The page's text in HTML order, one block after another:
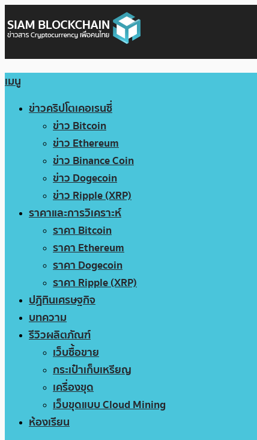
เมนู
ข่าวคริปโตเคอเรนซี่
ข่าว Bitcoin
ข่าว Ethereum
ข่าว Binance Coin
ข่าว Dogecoin
ข่าว Ripple (XRP)
ราคาและการวิเคราะห์
ราคา Bitcoin
ราคา Ethereum
ราคา Dogecoin
ราคา Ripple (XRP)
ปฏิทินเศรษฐกิจ
บทความ
รีวิวผลิตภัณฑ์
เว็บซื้อขาย
กระเป๋าเก็บเหรียญ
เครื่องขุด
เว็บขุดแบบ Cloud Mining
ห้องเรียน